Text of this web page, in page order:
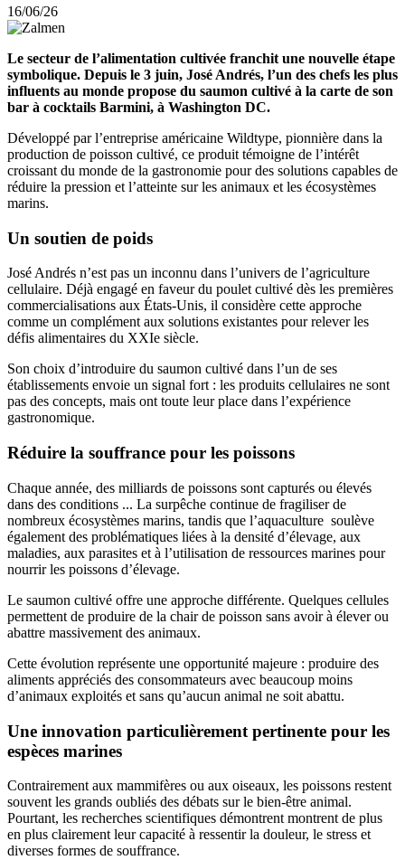
Date
publiée
16/06/26
Le secteur de l’alimentation cultivée franchit une nouvelle étape
symbolique. Depuis le 3 juin, José Andrés, l’un des chefs les plus
influents au monde propose du saumon cultivé à la carte de son
bar à cocktails Barmini, à Washington DC.
Développé par l’entreprise américaine Wildtype, pionnière dans la
production de poisson cultivé, ce produit témoigne de l’intérêt
croissant du monde de la gastronomie pour des solutions capables de
réduire la pression et l’atteinte sur les animaux et les écosystèmes
marins.
Un soutien de poids
José Andrés n’est pas un inconnu dans l’univers de l’agriculture
cellulaire. Déjà engagé en faveur du poulet cultivé dès les premières
commercialisations aux États-Unis, il considère cette approche
comme un complément aux solutions existantes pour relever les
défis alimentaires du XXIe siècle.
Son choix d’introduire du saumon cultivé dans l’un de ses
établissements envoie un signal fort : les produits cellulaires ne sont
pas des concepts, mais ont toute leur place dans l’expérience
gastronomique.
Réduire la souffrance pour les poissons
Chaque année, des milliards de poissons sont capturés ou élevés
dans des conditions ... La surpêche continue de fragiliser de
nombreux écosystèmes marins, tandis que l’aquaculture soulève
également des problématiques liées à la densité d’élevage, aux
maladies, aux parasites et à l’utilisation de ressources marines pour
nourrir les poissons d’élevage.
Le saumon cultivé offre une approche différente. Quelques cellules
permettent de produire de la chair de poisson sans avoir à élever ou
abattre massivement des animaux.
Cette évolution représente une opportunité majeure : produire des
aliments appréciés des consommateurs avec beaucoup moins
d’animaux exploités et sans qu’aucun animal ne soit abattu.
Une innovation particulièrement pertinente pour les
espèces marines
Contrairement aux mammifères ou aux oiseaux, les poissons restent
souvent les grands oubliés des débats sur le bien-être animal.
Pourtant, les recherches scientifiques démontrent montrent de plus
en plus clairement leur capacité à ressentir la douleur, le stress et
diverses formes de souffrance.